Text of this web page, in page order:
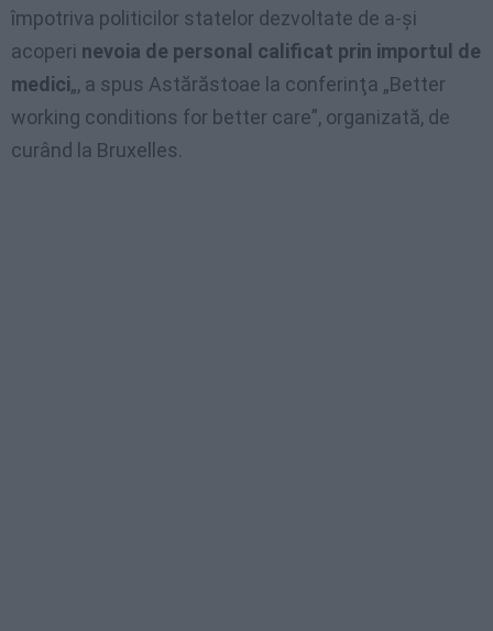
împotriva politicilor statelor dezvoltate de a-şi
acoperi nevoia de personal calificat prin importul de
medici„, a spus Astărăstoae la conferinţa „Better
working conditions for better care”, organizată, de
curând la Bruxelles.